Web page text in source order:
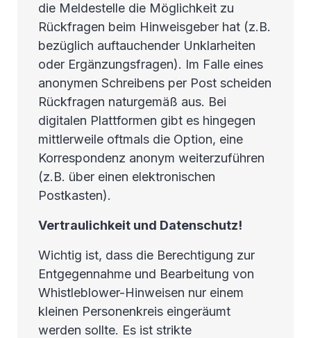
die Meldestelle die Möglichkeit zu
Rückfragen beim Hinweisgeber hat (z.B.
bezüglich auftauchender Unklarheiten
oder Ergänzungsfragen). Im Falle eines
anonymen Schreibens per Post scheiden
Rückfragen naturgemäß aus. Bei
digitalen Plattformen gibt es hingegen
mittlerweile oftmals die Option, eine
Korrespondenz anonym weiterzuführen
(z.B. über einen elektronischen
Postkasten).
Vertraulichkeit und Datenschutz!
Wichtig ist, dass die Berechtigung zur
Entgegennahme und Bearbeitung von
Whistleblower-Hinweisen nur einem
kleinen Personenkreis eingeräumt
werden sollte. Es ist strikte